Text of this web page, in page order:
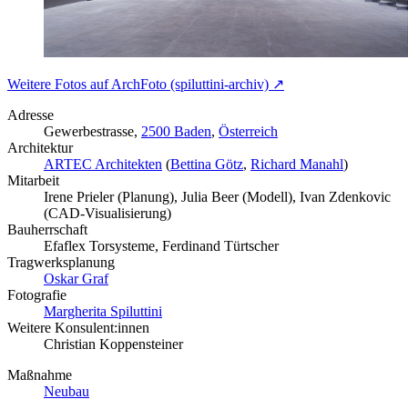
Weitere Fotos auf ArchFoto (spiluttini-archiv) ↗
Adresse
Gewerbestrasse, 2500 Baden, Österreich
Architektur
ARTEC Architekten (Bettina Götz, Richard Manahl)
Mitarbeit
Irene Prieler (Planung), Julia Beer (Modell), Ivan Zdenkovic
(CAD-Visualisierung)
Bauherrschaft
Efaflex Torsysteme, Ferdinand Türtscher
Tragwerksplanung
Oskar Graf
Fotografie
Margherita Spiluttini
Weitere Konsulent:innen
Christian Koppensteiner
Maßnahme
Neubau